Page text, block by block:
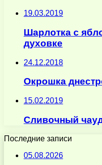
19.03.2019
Шарлотка с
духовке
24.12.2018
Окрошка
15.02.2019
Сливочный
Последние записи
05.08.2026